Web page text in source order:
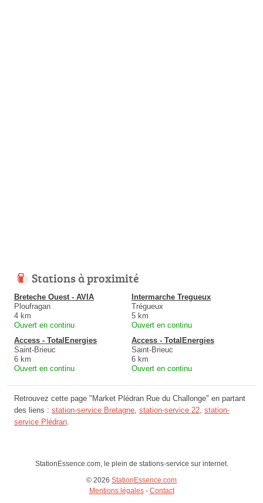
Stations à proximité
Breteche Ouest - AVIA
Ploufragan
4 km
Ouvert en continu
Intermarche Tregueux
Trégueux
5 km
Ouvert en continu
Access - TotalEnergies
Saint-Brieuc
6 km
Ouvert en continu
Access - TotalEnergies
Saint-Brieuc
6 km
Ouvert en continu
Retrouvez cette page "Market Plédran Rue du Challonge" en partant
des liens : station-service Bretagne station-service 22 station-
service Plédran
StationEssence.com, le plein de stations-service sur internet.
© 2026 StationEssence.com
Mentions légales- Contact